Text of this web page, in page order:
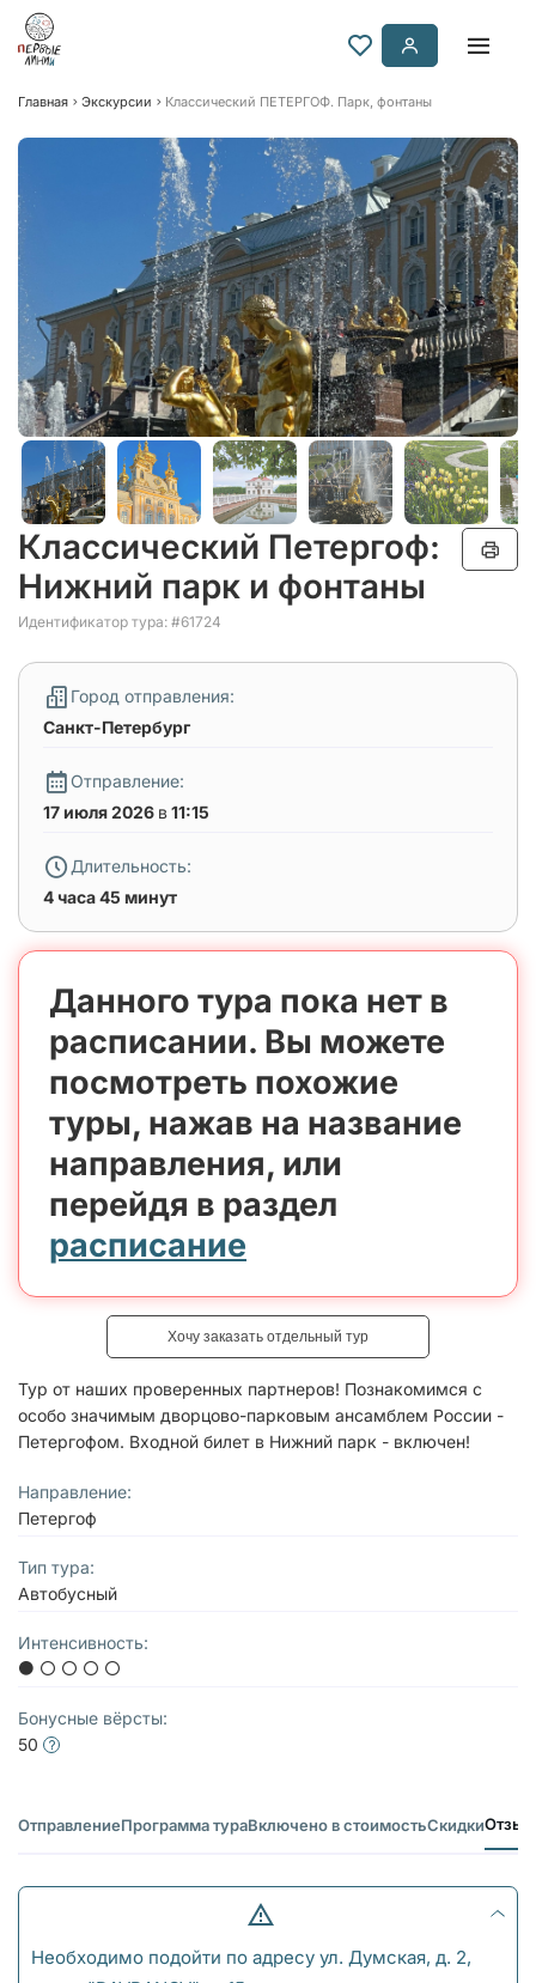
Главная Экскурсии Классический ПЕТЕРГОФ. Парк, фонтаны
Классический Петергоф:
Нижний парк и фонтаны
Идентификатор тура: #61724
Город отправления:
Санкт-Петербург
Отправление:
17 июля 2026 в11:15
Длительность:
4 часа 45 минут
Данного тура пока нет в
расписании. Вы можете
посмотреть похожие
туры, нажав на название
направления, или
перейдя в раздел
расписание
Хочу заказать отдельный тур
Тур от наших проверенных партнеров! Познакомимся с
особо значимым дворцово-парковым ансамблем России -
Петергофом. Входной билет в Нижний парк - включен!
Направление:
Петергоф
Тип тура:
Автобусный
Интенсивность:
Бонусные вёрсты:
50
ОтправлениеПрограмма тураВключено в стоимостьСкидки
Необходимо подойти по адресу ул. Думская, д. 2,